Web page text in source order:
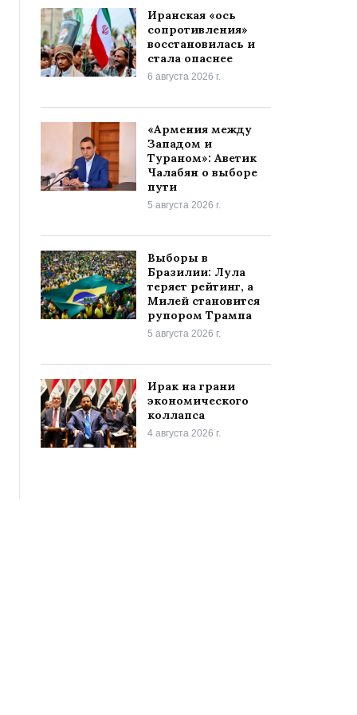
Иранская «ось
сопротивления»
восстановилась и
стала опаснее
6 августа 2026 г.
«Армения между
Западом и
Тураном»: Аветик
Чалабян о выборе
пути
5 августа 2026 г.
Выборы в
Бразилии: Лула
теряет рейтинг, а
Милей становится
рупором Трампа
5 августа 2026 г.
Ирак на грани
экономического
коллапса
4 августа 2026 г.